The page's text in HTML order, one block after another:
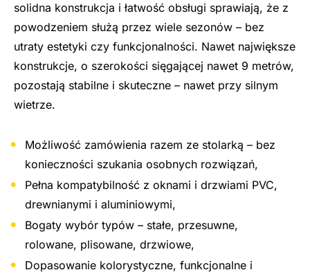
solidna konstrukcja i łatwość obsługi sprawiają, że z
powodzeniem służą przez wiele sezonów – bez
utraty estetyki czy funkcjonalności. Nawet największe
konstrukcje, o szerokości sięgającej nawet 9 metrów,
pozostają stabilne i skuteczne – nawet przy silnym
wietrze.
Możliwość zamówienia razem ze stolarką – bez
konieczności szukania osobnych rozwiązań,
Pełna kompatybilność z oknami i drzwiami PVC,
drewnianymi i aluminiowymi,
Bogaty wybór typów – stałe, przesuwne,
rolowane, plisowane, drzwiowe,
Dopasowanie kolorystyczne, funkcjonalne i